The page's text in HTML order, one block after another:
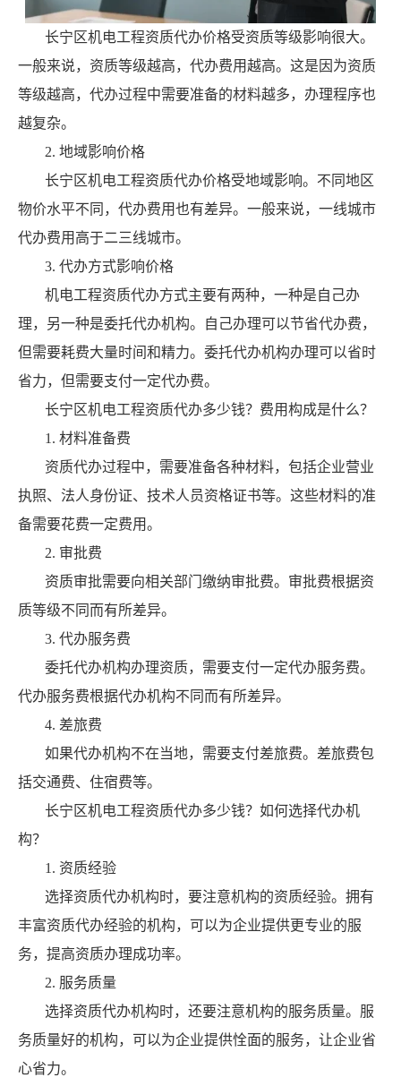
长宁区机电工程资质代办价格受资质等级影响很大。
一般来说，资质等级越高，代办费用越高。这是因为资质
等级越高，代办过程中需要准备的材料越多，办理程序也
越复杂。
2. 地域影响价格
长宁区机电工程资质代办价格受地域影响。不同地区
物价水平不同，代办费用也有差异。一般来说，一线城市
代办费用高于二三线城市。
3. 代办方式影响价格
机电工程资质代办方式主要有两种，一种是自己办
理，另一种是委托代办机构。自己办理可以节省代办费，
但需要耗费大量时间和精力。委托代办机构办理可以省时
省力，但需要支付一定代办费。
长宁区机电工程资质代办多少钱？费用构成是什么？
1. 材料准备费
资质代办过程中，需要准备各种材料，包括企业营业
执照、法人身份证、技术人员资格证书等。这些材料的准
备需要花费一定费用。
2. 审批费
资质审批需要向相关部门缴纳审批费。审批费根据资
质等级不同而有所差异。
3. 代办服务费
委托代办机构办理资质，需要支付一定代办服务费。
代办服务费根据代办机构不同而有所差异。
4. 差旅费
如果代办机构不在当地，需要支付差旅费。差旅费包
括交通费、住宿费等。
长宁区机电工程资质代办多少钱？如何选择代办机
构？
1. 资质经验
选择资质代办机构时，要注意机构的资质经验。拥有
丰富资质代办经验的机构，可以为企业提供更专业的服
务，提高资质办理成功率。
2. 服务质量
选择资质代办机构时，还要注意机构的服务质量。服
务质量好的机构，可以为企业提供恮面的服务，让企业省
心省力。